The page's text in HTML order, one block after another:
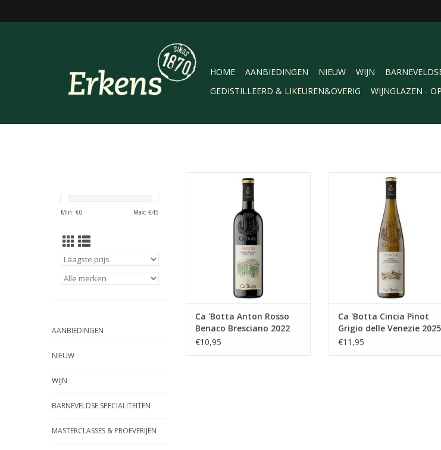
HOME AANBIEDINGEN NIEUW WIJN
GEDISTILLEERD & LIKEUREN&OVERIG
WIJNGLAZEN -
Min: €0 Max: €45
AANBIEDINGEN
NIEUW
WIJN
BARNEVELDSE SPECIALITEITEN
MASTERCLASSES & PROEVERIJEN
Ca 'Botta Costa Anton is een
heerlijk glas wijn voor alledag. De
wijn is soepel met wat zachte
tannines en heeft de smaak van
zwarte bessen, pruimen en
donkere kersen. Lekker bij rood
vlees, gegrilde groentes en
kazen. Serveren op 18-20 graden.
TOEVOEGEN AAN WINKELWAGEN
Ca 'Botta Anton Rosso
Benaco Bresciano 2022
€10,95
Ca 'Botta Cincia Pinot Grigio is
een droge witte wijn met een
strogele kleur. In de geur komen
tonen naar voren van appels,
witte bloemen en limoen. De
smaak is fris, droog en
evenwichtig, met nuances van
gele appels en citroenschil met
een lange afdronk.
TOEVOEGEN AAN WINKELWAGEN
Ca 'Botta Cincia Pinot
Grigio delle Venezie 2025
€11,95